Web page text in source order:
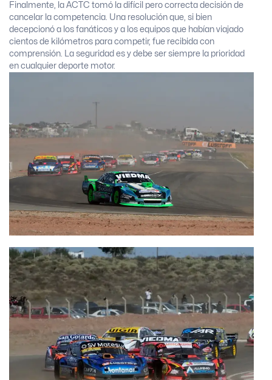
Finalmente, la ACTC tomó la difícil pero correcta decisión de
cancelar la competencia. Una resolución que, si bien
decepcionó a los fanáticos y a los equipos que habían viajado
cientos de kilómetros para competir, fue recibida con
comprensión. La seguridad es y debe ser siempre la prioridad
en cualquier deporte motor.